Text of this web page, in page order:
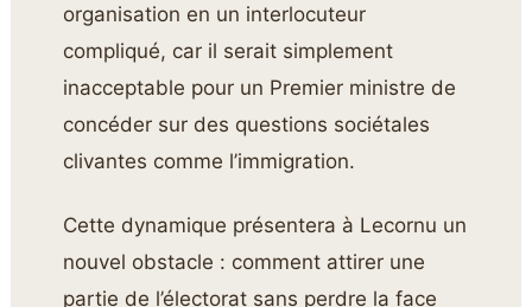
organisation en un interlocuteur
compliqué, car il serait simplement
inacceptable pour un Premier ministre de
concéder sur des questions sociétales
clivantes comme l’immigration.
Cette dynamique présentera à Lecornu un
nouvel obstacle : comment attirer une
partie de l’électorat sans perdre la face